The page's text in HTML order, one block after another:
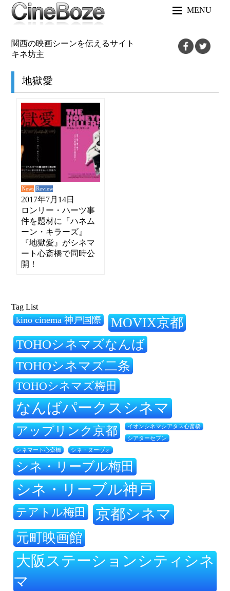
MENU
関西の映画シーンを伝えるサイト
キネ坊主
地獄愛
News Review
2017年7月14日
ロンリー・ハーツ事
件を題材に『ハネム
ーン・キラーズ』
『地獄愛』がシネマ
ート心斎橋で同時公
開！
Tag List
kino cinema 神戸国際 MOVIX京都
TOHOシネマズなんば
TOHOシネマズ二条
TOHOシネマズ梅田
なんばパークスシネマ
アップリンク京都 イオンシネマシアタス心斎橋
シアターセブン
シネマート心斎橋 シネ・ヌーヴォ
シネ・リーブル梅田
シネ・リーブル神戸
テアトル梅田 京都シネマ
元町映画館
大阪ステーションシティシネ
マ